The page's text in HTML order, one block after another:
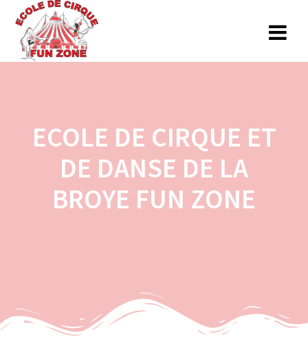
ECOLE DE CIRQUE ET
DE DANSE DE LA
BROYE FUN ZONE